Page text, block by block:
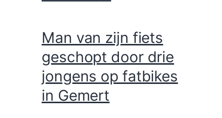
Man van zijn fiets
geschopt door drie
jongens op fatbikes
in Gemert